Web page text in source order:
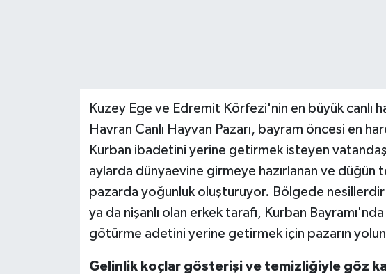
Kuzey Ege ve Edremit Körfezi'nin en büyük canlı
Havran Canlı Hayvan Pazarı, bayram öncesi en
Kurban ibadetini yerine getirmek isteyen
aylarda dünyaevine girmeye hazırlanan ve düğün
pazarda yoğunluk oluşturuyor. Bölgede
ya da nişanlı olan erkek tarafı, Kurban
götürme adetini yerine getirmek için pazarın
Gelinlik koçlar gösterişi ve temizliğiyle göz